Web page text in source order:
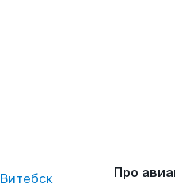
Про